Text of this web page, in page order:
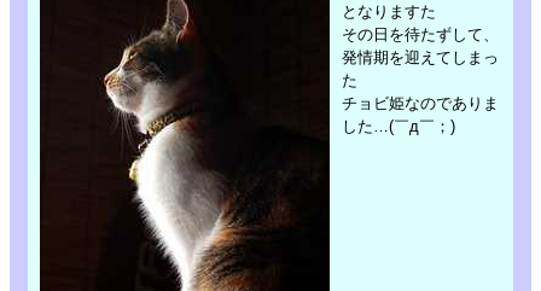
となりますた
その日を待たずして、
発情期を迎えてしまっ
た
チョビ姫なのでありま
した…(￣д￣；)